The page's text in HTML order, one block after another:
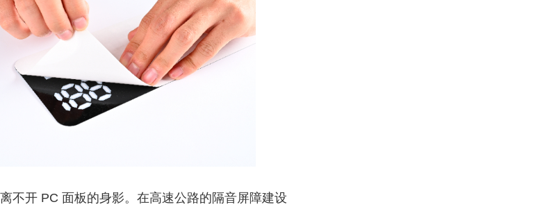
不开 PC 面板的身影。在高速公路的隔音屏障建设